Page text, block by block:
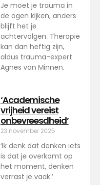
Je moet je trauma in
de ogen kijken, anders
blijft het je
achtervolgen. Therapie
kan dan heftig zijn,
aldus trauma-expert
Agnes van Minnen.
‘Academische
vrijheid vereist
onbevreesdheid’
23 november 2025
‘Ik denk dat denken iets
is dat je overkomt op
het moment, denken
verrast je vaak.’